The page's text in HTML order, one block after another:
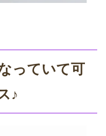
っていて可
♪